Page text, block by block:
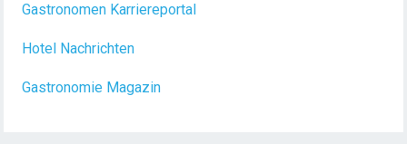
Gastronomen Karriereportal
Hotel Nachrichten
Gastronomie Magazin